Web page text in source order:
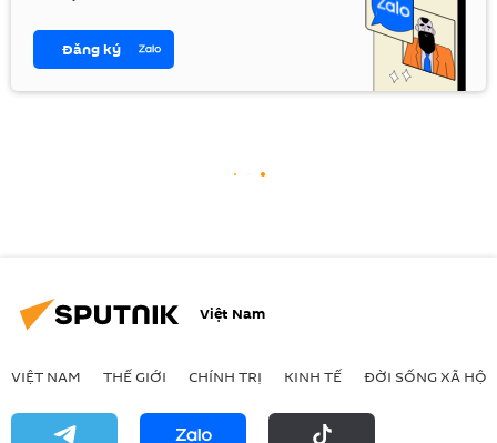
Đăng ký
Việt Nam
VIỆT NAM THẾ GIỚI CHÍNH TRỊ KINH TẾ ĐỜI SỐNG XÃ HỘI